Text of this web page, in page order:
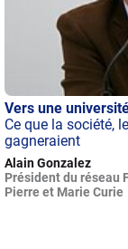
Vers une
Ce que la société,
gagneraient
Alain Gonzalez
Président du réseau
Pierre et Marie Curie